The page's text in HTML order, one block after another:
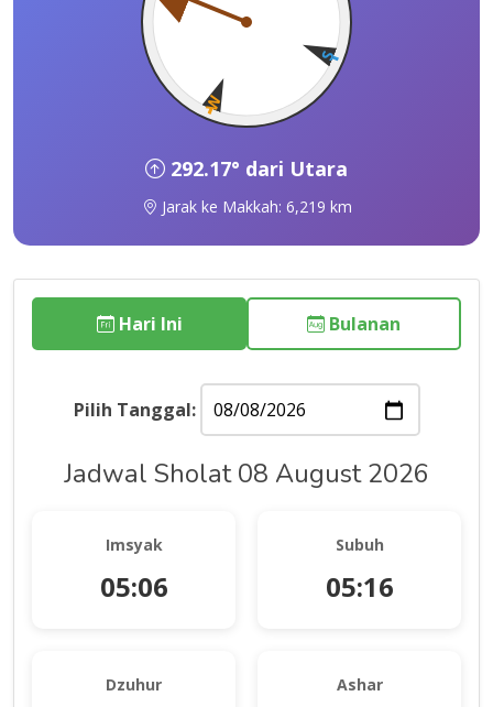
S
W
292.17° dari Utara
Jarak ke Makkah: 6,219 km
Hari Ini Bulanan
Pilih Tanggal:
Jadwal Sholat 08 August 2026
Imsyak
05:06
Subuh
05:16
Dzuhur Ashar